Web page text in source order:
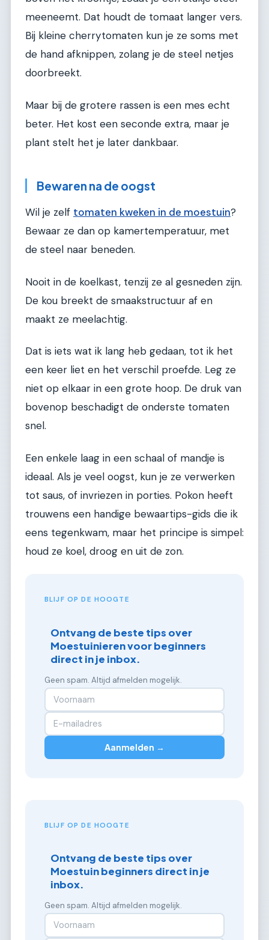
meeneemt. Dat houdt de tomaat langer vers.
Bij kleine cherrytomaten kun je ze soms met
de hand afknippen, zolang je de steel netjes
doorbreekt.
Maar bij de grotere rassen is een mes echt
beter. Het kost een seconde extra, maar je
plant stelt het je later dankbaar.
Bewaren na de oogst
Wil je zelf tomaten kweken in de moestuin?
Bewaar ze dan op kamertemperatuur, met
de steel naar beneden.
Nooit in de koelkast, tenzij ze al gesneden zijn.
De kou breekt de smaakstructuur af en
maakt ze meelachtig.
Dat is iets wat ik lang heb gedaan, tot ik het
een keer liet en het verschil proefde. Leg ze
niet op elkaar in een grote hoop. De druk van
bovenop beschadigt de onderste tomaten
snel.
Een enkele laag in een schaal of mandje is
ideaal. Als je veel oogst, kun je ze verwerken
tot saus, of invriezen in porties. Pokon heeft
trouwens een handige bewaartips-gids die ik
eens tegenkwam, maar het principe is simpel:
houd ze koel, droog en uit de zon.
BLIJF OP DE HOOGTE
Ontvang de beste tips over
Moestuinieren voor beginners
direct in je inbox.
Geen spam. Altijd afmelden mogelijk.
Aanmelden →
BLIJF OP DE HOOGTE
Ontvang de beste tips over
Moestuin beginners direct in je
inbox.
Geen spam. Altijd afmelden mogelijk.